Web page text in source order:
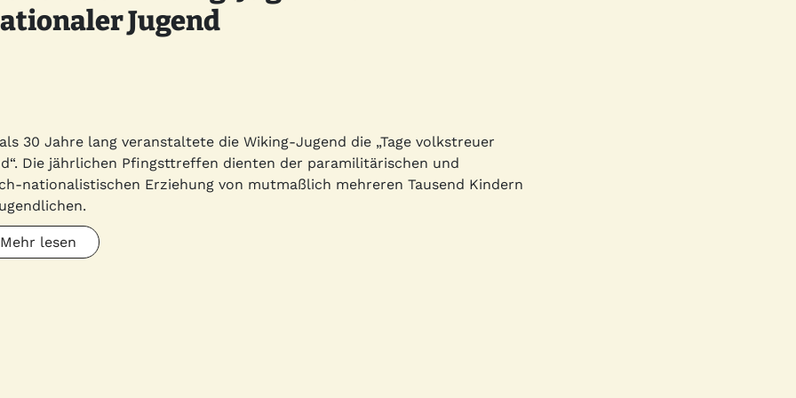
Jugend
30 Jahre lang veranstaltete die Wiking-Jugend die „Tage volkstreuer
Die jährlichen Pfingsttreffen dienten der paramilitärischen und
nationalistischen Erziehung von mutmaßlich mehreren Tausend Kindern
Mehr lesen